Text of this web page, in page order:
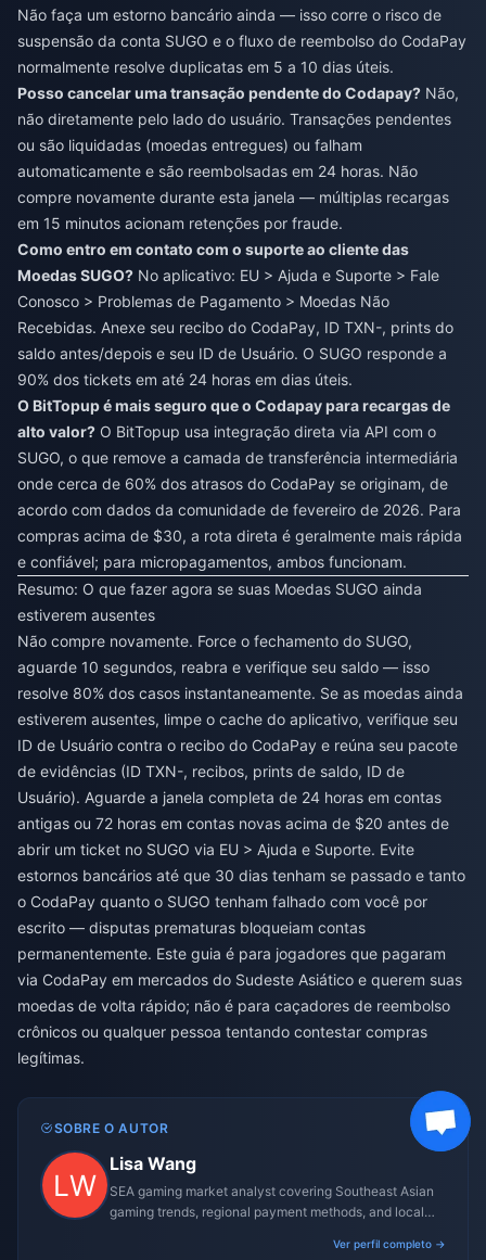
Não faça um estorno bancário ainda — isso corre o risco de
suspensão da conta SUGO e o fluxo de reembolso do CodaPay
normalmente resolve duplicatas em 5 a 10 dias úteis.
Posso cancelar uma transação pendente do Codapay? Não,
não diretamente pelo lado do usuário. Transações pendentes
ou são liquidadas (moedas entregues) ou falham
automaticamente e são reembolsadas em 24 horas. Não
compre novamente durante esta janela — múltiplas recargas
em 15 minutos acionam retenções por fraude.
Como entro em contato com o suporte ao cliente das
Moedas SUGO? No aplicativo: EU > Ajuda e Suporte > Fale
Conosco > Problemas de Pagamento > Moedas Não
Recebidas. Anexe seu recibo do CodaPay, ID TXN-, prints do
saldo antes/depois e seu ID de Usuário. O SUGO responde a
90% dos tickets em até 24 horas em dias úteis.
O BitTopup é mais seguro que o Codapay para recargas de
alto valor? O BitTopup usa integração direta via API com o
SUGO, o que remove a camada de transferência intermediária
onde cerca de 60% dos atrasos do CodaPay se originam, de
acordo com dados da comunidade de fevereiro de 2026. Para
compras acima de $30, a rota direta é geralmente mais rápida
e confiável; para micropagamentos, ambos funcionam.
Resumo: O que fazer agora se suas Moedas SUGO ainda
estiverem ausentes
Não compre novamente. Force o fechamento do SUGO,
aguarde 10 segundos, reabra e verifique seu saldo — isso
resolve 80% dos casos instantaneamente. Se as moedas ainda
estiverem ausentes, limpe o cache do aplicativo, verifique seu
ID de Usuário contra o recibo do CodaPay e reúna seu pacote
de evidências (ID TXN-, recibos, prints de saldo, ID de
Usuário). Aguarde a janela completa de 24 horas em contas
antigas ou 72 horas em contas novas acima de $20 antes de
abrir um ticket no SUGO via EU > Ajuda e Suporte. Evite
estornos bancários até que 30 dias tenham se passado e tanto
o CodaPay quanto o SUGO tenham falhado com você por
escrito — disputas prematuras bloqueiam contas
permanentemente. Este guia é para jogadores que pagaram
via CodaPay em mercados do Sudeste Asiático e querem suas
moedas de volta rápido; não é para caçadores de reembolso
crônicos ou qualquer pessoa tentando contestar compras
legítimas.
SOBRE O AUTOR
Lisa Wang
SEA gaming market analyst covering Southeast Asian
gaming trends, regional payment methods, and local
Ver perfil completo →